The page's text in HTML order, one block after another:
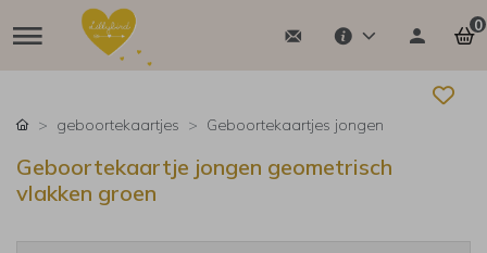
0
geboortekaartjes Geboortekaartjes jongen
Geboortekaartje jongen geometrisch
vlakken groen